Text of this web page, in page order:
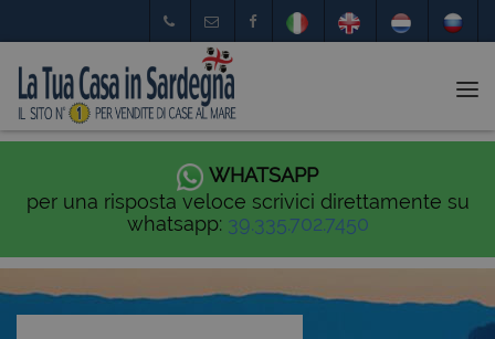
WHATSAPP
per una risposta veloce scrivici direttamente su
whatsapp: 39.335.702.7450